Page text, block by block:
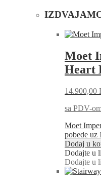
Moet
Heart
14.900,00
sa PDV-
Moet
pobede
Dodaj u
Dodajte u
Dodajte u